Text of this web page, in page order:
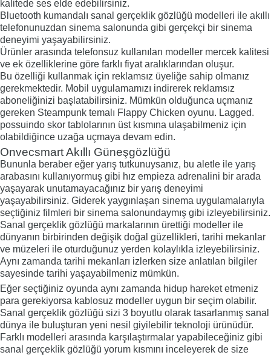
kalitede ses elde edebilirsiniz.
Bluetooth kumandalı sanal gerçeklik gözlüğü modelleri ile akıllı
telefonunuzdan sinema salonunda gibi gerçekçi bir sinema
deneyimi yaşayabilirsiniz.
Ürünler arasında telefonsuz kullanılan modeller mercek kalitesi
ve ek özelliklerine göre farklı fiyat aralıklarından oluşur.
Bu özelliği kullanmak için reklamsız üyeliğe sahip olmanız
gerekmektedir. Mobil uygulamamızı indirerek reklamsız
aboneliğinizi başlatabilirsiniz. Mümkün olduğunca uçmanız
gereken Steampunk temalı Flappy Chicken oyunu. Lagged.
possuindo skor tablolarının üst kısmına ulaşabilmeniz için
olabildiğince uzağa uçmaya devam edin.
Onvecsmart Akıllı Güneşgözlüğü
Bununla beraber eğer yarış tutkunuysanız, bu aletle ile yarış
arabasını kullanıyormuş gibi hız empieza adrenalini bir arada
yaşayarak unutamayacağınız bir yarış deneyimi
yaşayabilirsiniz. Giderek yaygınlaşan sinema uygulamalarıyla
seçtiğiniz filmleri bir sinema salonundaymış gibi izleyebilirsiniz.
Sanal gerçeklik gözlüğü markalarının ürettiği modeller ile
dünyanın birbirinden değişik doğal güzellikleri, tarihi mekanlar
ve müzeleri ile oturduğunuz yerden kolaylıkla izleyebilirsiniz.
Aynı zamanda tarihi mekanları izlerken size anlatılan bilgiler
sayesinde tarihi yaşayabilmeniz mümkün.
Eğer seçtiğiniz oyunda aynı zamanda hidup hareket etmeniz
para gerekiyorsa kablosuz modeller uygun bir seçim olabilir.
Sanal gerçeklik gözlüğü sizi 3 boyutlu olarak tasarlanmış sanal
dünya ile buluşturan yeni nesil giyilebilir teknoloji ürünüdür.
Farklı modelleri arasında karşılaştırmalar yapabileceğiniz gibi
sanal gerçeklik gözlüğü yorum kısmını inceleyerek de size